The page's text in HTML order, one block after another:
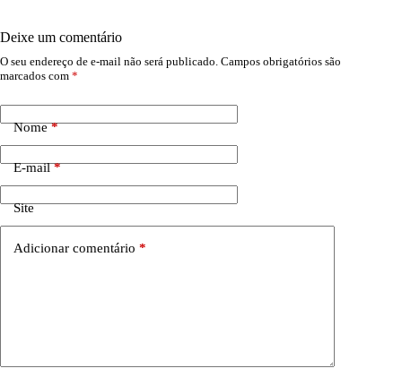
Deixe um comentário
O seu endereço de e-mail não será publicado. Campos obrigatórios são
marcados com *
Nome*
E-mail*
Site
Adicionar comentário *